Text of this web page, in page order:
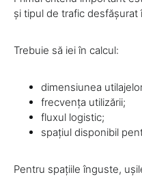
și tipul de trafic desfășurat
Trebuie să iei în calcul:
dimensiunea
frecvența utilizării;
fluxul logistic;
spațiul disponibil
Pentru spațiile înguste,